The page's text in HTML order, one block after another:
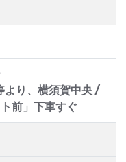
より、横須賀中央 /
前」下車すぐ